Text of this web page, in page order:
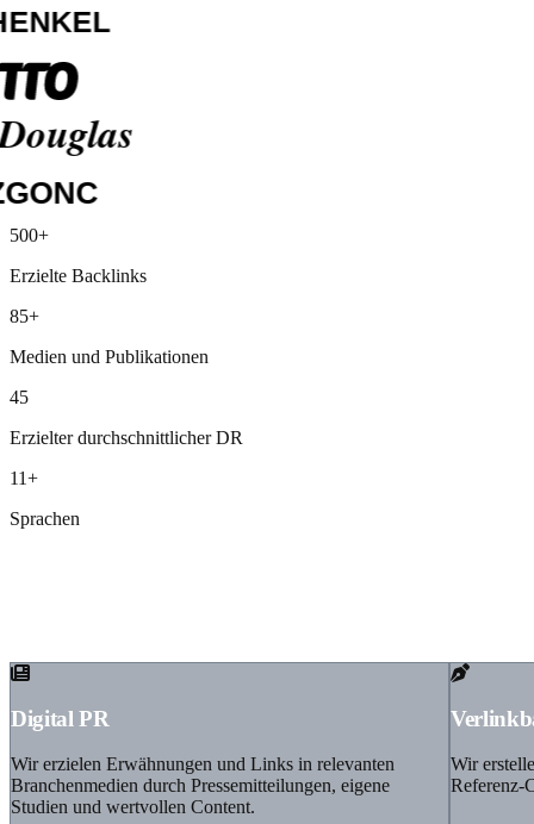
Media Markt
Lidl
Otto
ZGONC
500+
Erzielte Backlinks
85+
Medien und Publikationen
45
Erzielter durchschnittlicher DR
11+
Sprachen
Digital PR
Wir erzielen Erwähnungen und Links in relevanten
Branchenmedien durch Pressemitteilungen, eigene
Studien und wertvollen Content.
Wir
Referenz-